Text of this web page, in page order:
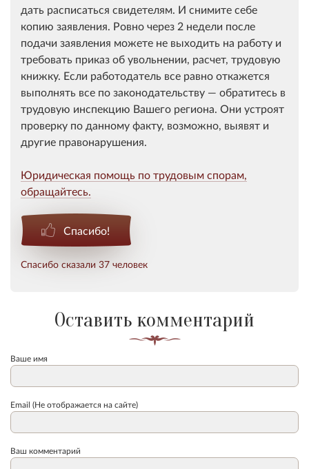
дать расписаться свидетелям. И снимите себе
копию заявления. Ровно через 2 недели после
подачи заявления можете не выходить на работу и
требовать приказ об увольнении, расчет, трудовую
книжку. Если работодатель все равно откажется
выполнять все по законодательству — обратитесь в
трудовую инспекцию Вашего региона. Они устроят
проверку по данному факту, возможно, выявят и
другие правонарушения.
Юридическая помощь по трудовым спорам,
обращайтесь.
Спасибо!
Спасибо сказали 37 человек
Оставить комментарий
Ваше имя
Email (Не отображается на сайте)
Ваш комментарий